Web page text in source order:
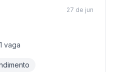
1 vaga
27 de jun